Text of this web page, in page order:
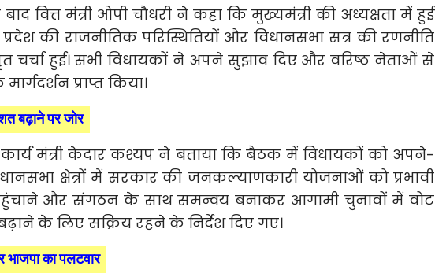
वित्त मंत्री ओपी चौधरी ने कहा कि मुख्यमंत्री की अध्यक्षता में हुई
की राजनीतिक परिस्थितियों और विधानसभा सत्र की रणनीति
चर्चा हुई। सभी विधायकों ने अपने सुझाव दिए और वरिष्ठ नेताओं से
प्राप्त किया।
बढ़ाने पर जोर
मंत्री केदार कश्यप ने बताया कि बैठक में विधायकों को अपने-
क्षेत्रों में सरकार की जनकल्याणकारी योजनाओं को प्रभावी
और संगठन के साथ समन्वय बनाकर आगामी चुनावों में वोट
के लिए सक्रिय रहने के निर्देश दिए गए।
भाजपा का पलटवार